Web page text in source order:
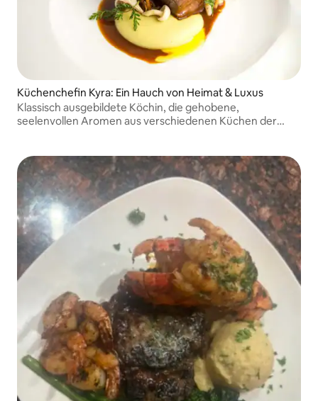
Küchenchefin Kyra: Ein Hauch von Heimat & Luxus
Klassisch ausgebildete Köchin, die gehobene,
seelenvollen Aromen aus verschiedenen Küchen der